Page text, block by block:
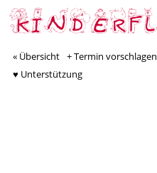
« Übersicht + Termin vorschlagen
♥ Unterstützung